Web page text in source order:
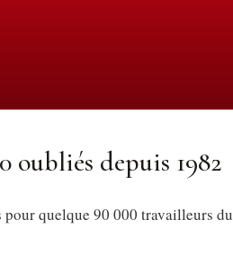
oubliés depuis 1982
pour quelque 90 000 travailleurs du